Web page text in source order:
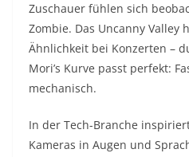
Zuschauer fühlen sich
Zombie. Das Uncanny Valley
Ähnlichkeit bei Konzerten –
Mori’s Kurve passt perfekt:
mechanisch.​
In der Tech-Branche
Kameras in Augen und